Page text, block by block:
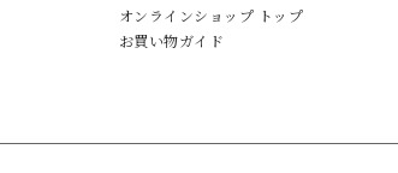
オンラインショップ トップ
お買い物ガイド